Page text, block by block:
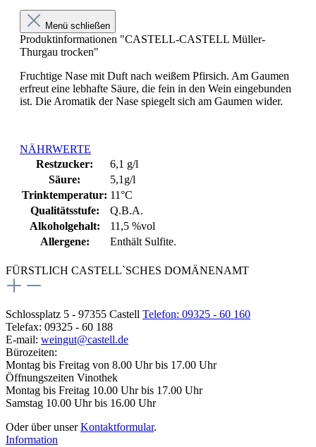
Menü schließen
Produktinformationen "CASTELL-CASTELL Müller-
Thurgau trocken"
Fruchtige Nase mit Duft nach weißem Pfirsich. Am Gaumen
erfreut eine lebhafte Säure, die fein in den Wein eingebunden
ist. Die Aromatik der Nase spiegelt sich am Gaumen wider.
NÄHRWERTE
Restzucker:
6,1 g/l
Säure:
5,1g/l
Trinktemperatur: 11°C
Qualitätsstufe:
Q.B.A.
Alkoholgehalt:
11,5 %vol
Allergene:
Enthält Sulfite.
FÜRSTLICH CASTELL`SCHES DOMÄNENAMT
Schlossplatz 5 - 97355 Castell Telefon: 09325 - 60 160
Telefax: 09325 - 60 188
E-mail: weingut@castell.de
Bürozeiten:
Montag bis Freitag von 8.00 Uhr bis 17.00 Uhr
Öffnungszeiten Vinothek
Montag bis Freitag 10.00 Uhr bis 17.00 Uhr
Samstag 10.00 Uhr bis 16.00 Uhr
Oder über unserKontaktformular.
Information